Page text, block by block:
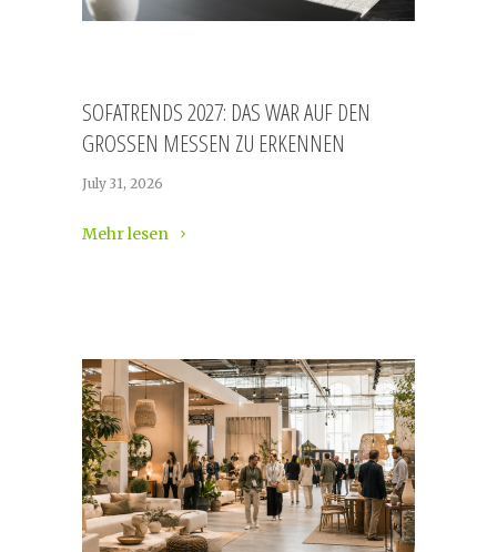
SOFATRENDS 2027: DAS WAR AUF DEN
GROSSEN MESSEN ZU ERKENNEN
July 31, 2026
Mehr lesen